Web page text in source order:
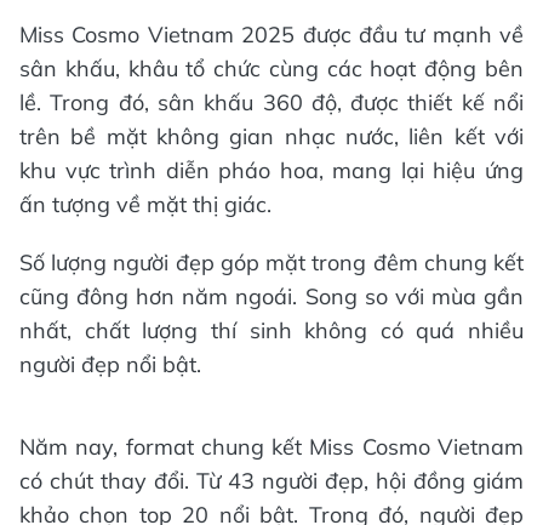
Miss Cosmo Vietnam 2025 được đầu tư mạnh về
sân khấu, khâu tổ chức cùng các hoạt động bên
lề. Trong đó, sân khấu 360 độ, được thiết kế nổi
trên bề mặt không gian nhạc nước, liên kết với
khu vực trình diễn pháo hoa, mang lại hiệu ứng
ấn tượng về mặt thị giác.
Số lượng người đẹp góp mặt trong đêm chung kết
cũng đông hơn năm ngoái. Song so với mùa gần
nhất, chất lượng thí sinh không có quá nhiều
người đẹp nổi bật.
Năm nay, format chung kết Miss Cosmo Vietnam
có chút thay đổi. Từ 43 người đẹp, hội đồng giám
khảo chọn top 20 nổi bật. Trong đó, người đẹp